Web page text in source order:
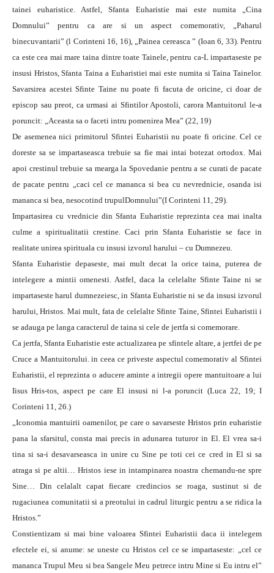
tainei euharistice. Astfel, Sfanta Euharistie mai este numita „Cina
Domnului” pentru ca are si un aspect comemorativ, „Paharul
binecuvantarii” (l Corinteni 16, 16), „Painea cereasca ” (Ioan 6, 33). Pentru
ca este cea mai mare taina dintre toate Tainele, pentru ca-L impartaseste pe
insusi Hristos, Sfanta Taina a Euharistiei mai este numita si Taina Tainelor.
Savarsirea acestei Sfinte Taine nu poate fi facuta de oricine, ci doar de
episcop sau preot, ca urmasi ai Sfintilor Apostoli, carora Mantuitorul le-a
poruncit: „Aceasta sa o faceti intru pomenirea Mea” (22, 19)
De asemenea nici primitorul Sfintei Euharistii nu poate fi oricine. Cel ce
doreste sa se impartaseasca trebuie sa fie mai intai botezat ortodox. Mai
apoi crestinul trebuie sa mearga la Spovedanie pentru a se curati de pacate
de pacate pentru „caci cel ce mananca si bea cu nevrednicie, osanda isi
mananca si bea, nesocotind trupulDomnului”(I Corinteni 11, 29).
Impartasirea cu vrednicie din Sfanta Euharistie reprezinta cea mai inalta
culme a spiritualitatii crestine. Caci prin Sfanta Euharistie se face in
realitate unirea spirituala cu insusi izvorul harului – cu Dumnezeu.
Sfanta Euharistie depaseste, mai mult decat la orice taina, puterea de
intelegere a mintii omenesti. Astfel, daca la celelalte Sfinte Taine ni se
impartaseste harul dumnezeiesc, in Sfanta Euharistie ni se da insusi izvorul
harului, Hristos. Mai mult, fata de celelalte Sfinte Taine, Sfintei Euharistii i
se adauga pe langa caracterul de taina si cele de jertfa si comemorare.
Ca jertfa, Sfanta Euharistie este actualizarea pe sfintele altare, a jertfei de pe
Cruce a Mantuitorului. in ceea ce priveste aspectul comemorativ al Sfintei
Euharistii, el reprezinta o aducere aminte a intregii opere mantuitoare a lui
Iisus Hris-tos, aspect pe care El insusi ni l-a poruncit (Luca 22, 19; I
Corinteni 11, 26.)
„Iconomia mantuirii oamenilor, pe care o savarseste Hristos prin euharistie
pana la sfarsitul, consta mai precis in adunarea tuturor in El. El vrea sa-i
tina si sa-i desavarseasca in unire cu Sine pe toti cei ce cred in El si sa
atraga si pe altii… Hristos iese in intampinarea noastra chemandu-ne spre
Sine… Din celalalt capat fiecare credincios se roaga, sustinut si de
rugaciunea comunitatii si a preotului in cadrul liturgic pentru a se ridica la
Hristos.”
Constientizam si mai bine valoarea Sfintei Euharistii daca ii intelegem
efectele ei, si anume: se uneste cu Hristos cel ce se impartaseste: „cel ce
mananca Trupul Meu si bea Sangele Meu petrece intru Mine si Eu intru el”